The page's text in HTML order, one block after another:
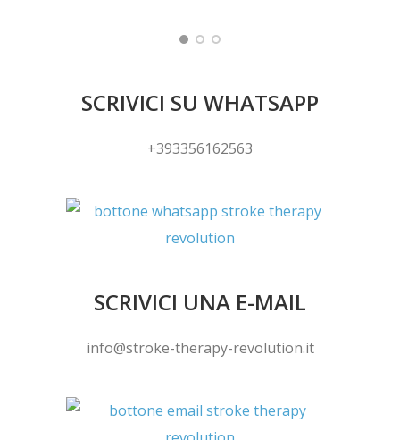
SCRIVICI SU WHATSAPP
+393356162563
SCRIVICI UNA E-MAIL
info@stroke-therapy-revolution.it